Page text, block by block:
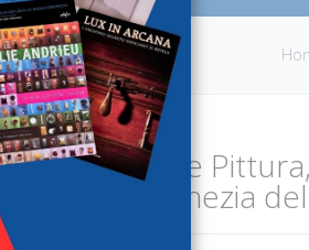
Search
Schiavone
nella Venezia